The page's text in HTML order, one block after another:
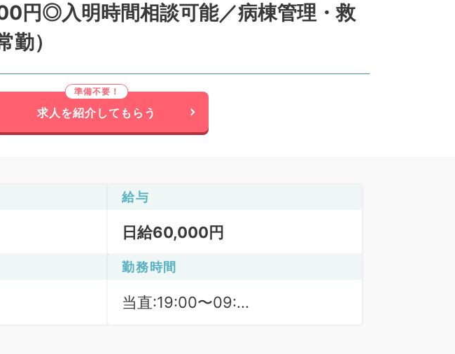
円◎入明時間相談可能／病棟管理・救
）
求人を紹介してもらう
給与
日給60,000円
勤務時間
当直:19:00〜09:00